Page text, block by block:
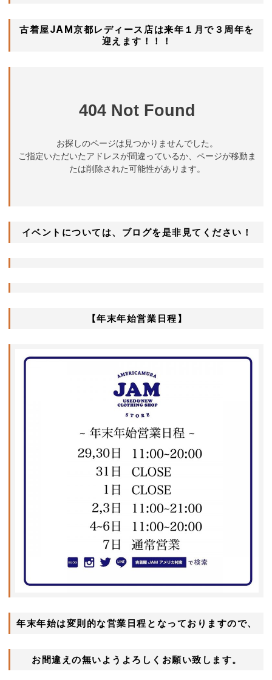
古着屋JAM京都レディース店は来年１月で３周年を
迎えます！！！
イベントについては、ブログを是非見てください！
【年末年始営業日程】
年末年始は変則的な営業日程となっておりますので、
お間違えの無いようよろしくお願い致します。